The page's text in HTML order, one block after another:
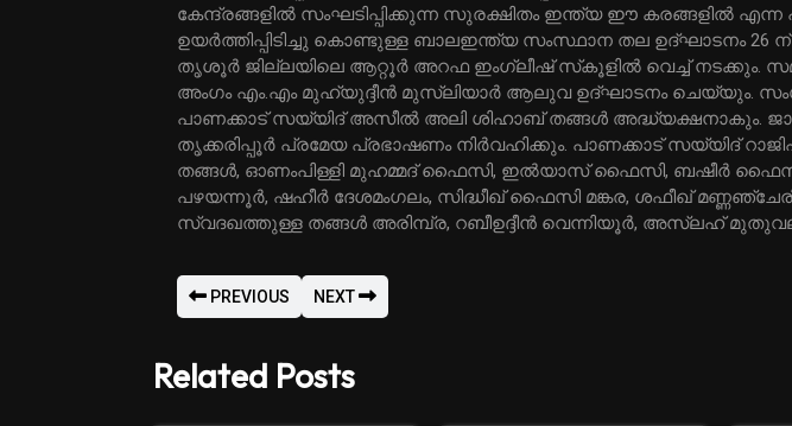
കേന്ദ്രങ്ങളില്‍ സംഘടിപ്പിക്കുന്ന സുരക്ഷിതം ഇന്ത്യ ഈ കരങ്ങളില്‍ എന്ന
ഉയര്‍ത്തിപ്പിടിച്ചു കൊണ്ടുള്ള ബാലഇന്ത്യ സംസ്ഥാന തല ഉദ്ഘാടനം 26 ന്
തൃശൂര്‍ ജില്ലയിലെ ആറ്റൂര്‍ അറഫ ഇംഗ്ലീഷ് സ്‌കൂളില്‍ വെച്ച് നടക്കും.
അംഗം എം.എം മുഹ്‌യുദ്ദീന്‍ മുസ്ലിയാര്‍ ആലുവ ഉദ്ഘാടനം ചെയ്യും.
പാണക്കാട് സയ്യിദ് അസീല്‍ അലി ശിഹാബ് തങ്ങള്‍ അദ്ധ്യക്ഷനാകും.
തൃക്കരിപ്പൂര്‍ പ്രമേയ പ്രഭാഷണം നിര്‍വഹിക്കും. പാണക്കാട് സയ്യിദ്
തങ്ങള്‍, ഓണംപിള്ളി മുഹമ്മദ് ഫൈസി, ഇല്‍യാസ് ഫൈസി, ബഷീര്‍
പഴയന്നൂര്‍, ഷഹീര്‍ ദേശമംഗലം, സിദ്ധീഖ് ഫൈസി മങ്കര, ശഫീഖ്
സ്വദഖത്തുള്ള തങ്ങള്‍ അരിമ്പ്ര, റബീഉദ്ദീന്‍ വെന്നിയൂര്‍, അസ്‌ലഹ്
PREVIOUS NEXT
Related Posts